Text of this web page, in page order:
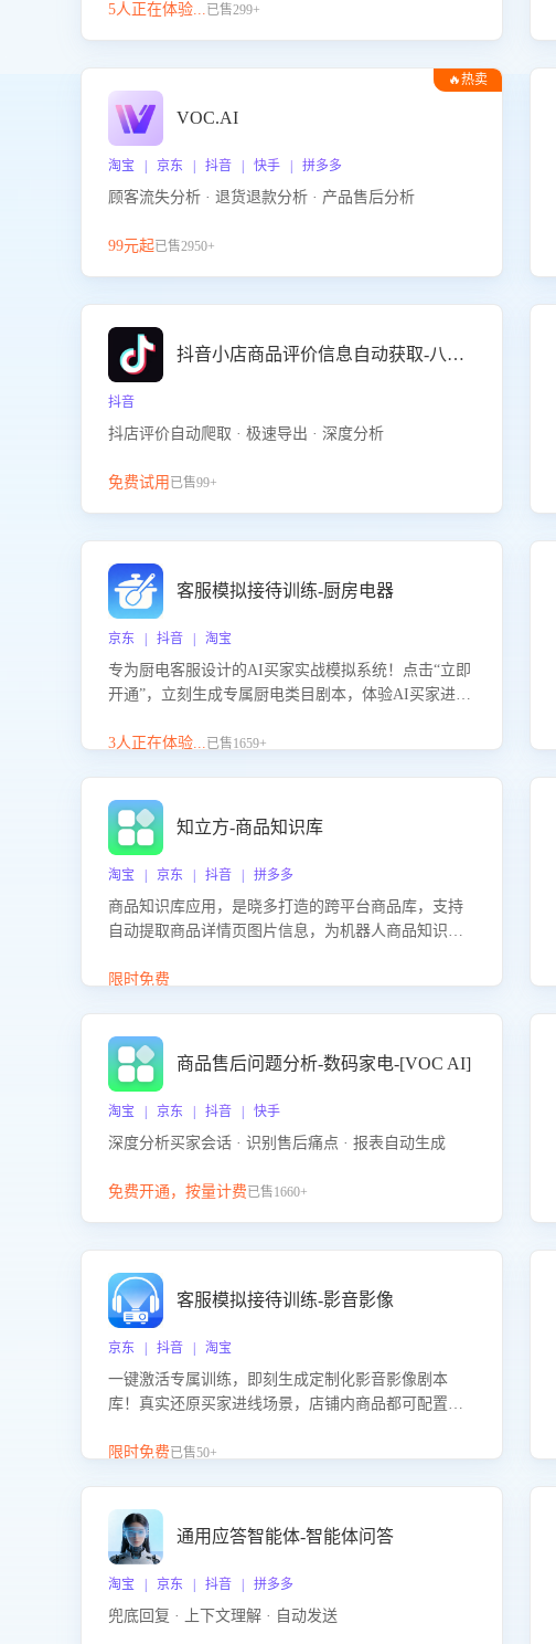
5人正在体验...已售299+
🔥热卖
VOC.AI
淘宝 | 京东 | 抖音 | 快手 | 拼多多
顾客流失分析 · 退货退款分析 · 产品售后分析
99元起已售2950+
抖音小店商品评价信息自动获取-八爪鱼
抖音
抖店评价自动爬取 · 极速导出 · 深度分析
免费试用 已售99+
客服模拟接待训练-厨房电器
京东 | 抖音 | 淘宝
专为厨电客服设计的AI买家实战模拟系统！点击“立即
开通”，立刻生成专属厨电类目剧本，体验AI买家进线
能咨询”等真实场景应对技巧！
3人正在体验...已售1659+
知立方-商品知识库
淘宝 | 京东 | 抖音 | 拼多多
商品知识库应用，是晓多打造的跨平台商品库，支持
自动提取商品详情页图片信息，为机器人商品知识问
商品知识。
限时免费
商品售后问题分析-数码家电-[VOC AI]
淘宝 | 京东 | 抖音 | 快手
深度分析买家会话 · 识别售后痛点 · 报表自动生成
免费开通，按量计费已售1660+
客服模拟接待训练-影音影像
京东 | 抖音 | 淘宝
一键激活专属训练，即刻生成定制化影音影像剧本
库！真实还原买家进线场景，店铺内商品都可配置到
升客服售前转化率。点击 “立即开通”，快速获取影音
限时免费已售50+
通用应答智能体-智能体问答
淘宝 | 京东 | 抖音 | 拼多多
兜底回复 · 上下文理解 · 自动发送